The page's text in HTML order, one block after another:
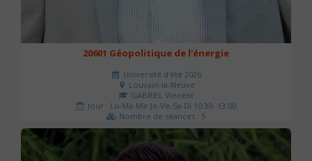
20601 Géopolitique de l'énergie
Université d'été 2026
Louvain-la-Neuve
GABRIEL Vincent
Jour : Lu-Ma-Me-Je-Ve-Sa-Di 10:30- 13:00
Nombre de séances : 5
120 €